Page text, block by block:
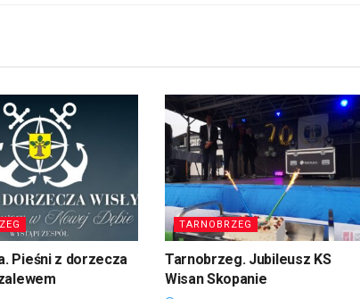
Pieśni z dorzecza
TARNOBRZEG
Tarnobrzeg. Jubileusz KS
Wisan Skopanie